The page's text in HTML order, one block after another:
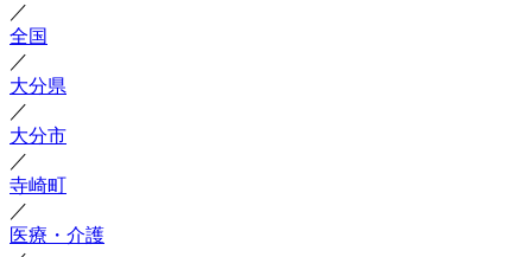
／
全国
／
大分県
／
大分市
／
寺崎町
／
医療・介護